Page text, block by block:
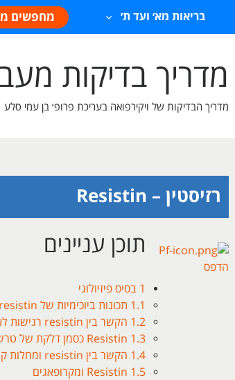
בריאות מא׳ ועד ת׳ מחפשים
מדריך בדיקות
מדריך הבדיקות של ויקירפואה בעריכת פרופ׳ בן עמי סלע
רזיסטין – Resistin
הדפס
תוכן עניינים
1 בסיס פיזיולוגי
1.1 תכונות ביוכימיות של resistin
1.2 הקשר בין resistin רגישות לאינסולין, סוכרת והתסמונת המטבולית
1.3 Resistin כסמן דלקת של טרשת עורקים באדם
1.4 הקשר בין resistin ומחלות קרדיו-וסקולאריות
1.5 Resistin ומקרופאגים